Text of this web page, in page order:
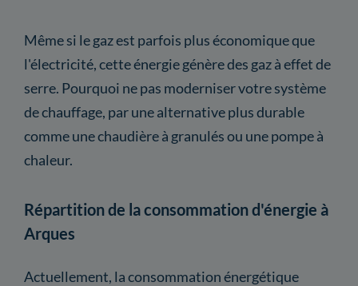
Même si le gaz est parfois plus économique que
l'électricité, cette énergie génère des gaz à effet de
serre. Pourquoi ne pas moderniser votre système
de chauffage, par une alternative plus durable
comme une chaudière à granulés ou une pompe à
chaleur.
Répartition de la consommation d'énergie à
Arques
Actuellement, la consommation énergétique